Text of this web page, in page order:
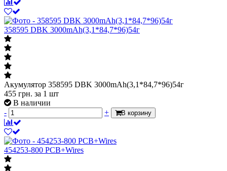
358595 DBK 3000mAh(3,1*84,7*96)54г
Акумулятор 358595 DBK 3000mAh(3,1*84,7*96)54г
455 грн. за 1 шт
В наличии
-
+ В корзину
454253-800 PCB+Wires